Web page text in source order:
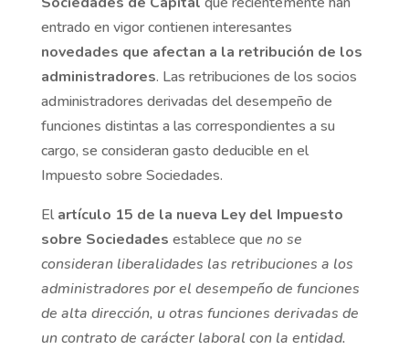
entrado en vigor contienen interesantes
novedades que afectan a la retribución de los
administradores. Las retribuciones de los socios
administradores derivadas del desempeño de
funciones distintas a las correspondientes a su
cargo, se consideran gasto deducible en el
Impuesto sobre Sociedades.
Elartículo 15 de la nueva Ley del Impuesto
sobre Sociedades establece que no se
consideran liberalidades las retribuciones a los
administradores por el desempeño de funciones
de alta dirección, u otras funciones derivadas de
un contrato de carácter laboral con la entidad.